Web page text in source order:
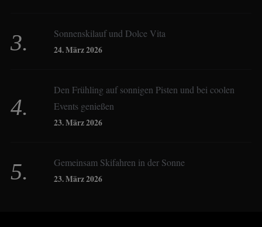
Derk Hoberg
Dominique Schroller
Sonnenskilauf und Dolce Vita
24. März 2026
Den Frühling auf sonnigen Pisten und bei coolen
Events genießen
23. März 2026
Gemeinsam Skifahren in der Sonne
23. März 2026